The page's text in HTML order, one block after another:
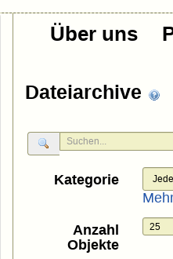
Über uns
Dateiarchive
Kategorie
Anzahl
Objekte